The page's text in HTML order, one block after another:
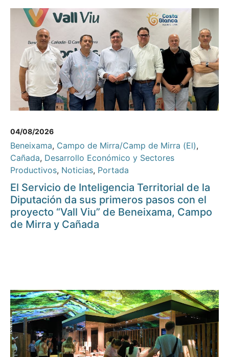
04/08/2026
Beneixama, Campo de Mirra/Camp de Mirra (El),
Cañada, Desarrollo Económico y Sectores
Productivos, Noticias, Portada
El Servicio de Inteligencia Territorial de la
Diputación da sus primeros pasos con el
proyecto “Vall Viu” de Beneixama, Campo
de Mirra y Cañada